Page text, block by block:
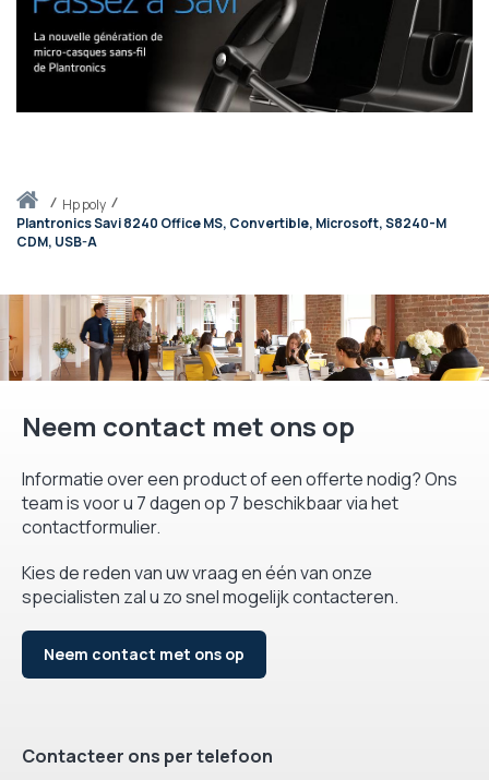
Thuishp poly
Plantronics Savi 8240 Office MS, Convertible, Microsoft, S8240-M
CDM, USB-A
Neem contact met ons op
Informatie over een product of een offerte nodig? Ons
team is voor u 7 dagen op 7 beschikbaar via het
contactformulier.
Kies de reden van uw vraag en één van onze
specialisten zal u zo snel mogelijk contacteren.
Neem contact met ons op
Contacteer ons per telefoon